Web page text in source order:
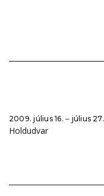
2009. július 16. ‒ július 27.
Holdudvar